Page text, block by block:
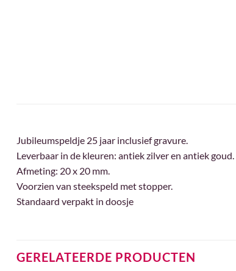
Jubileumspeldje 25 jaar inclusief gravure.
Leverbaar in de kleuren: antiek zilver en antiek goud.
Afmeting: 20 x 20 mm.
Voorzien van steekspeld met stopper.
Standaard verpakt in doosje
GERELATEERDE PRODUCTEN